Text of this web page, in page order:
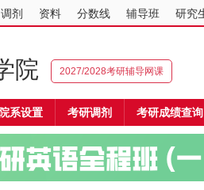
调剂 资料 分数线 辅导班 研究
院 2027/2028考研辅导网课
院系设置 考研调剂 考研成绩查询